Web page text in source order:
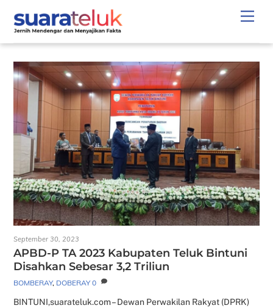
content
September 30, 2023
APBD-P TA 2023 Kabupaten Teluk Bintuni
Disahkan Sebesar 3,2 Triliun
BOMBERAY, DOBERAY 0
BINTUNI,suarateluk.com – Dewan Perwakilan Rakyat (DPRK)